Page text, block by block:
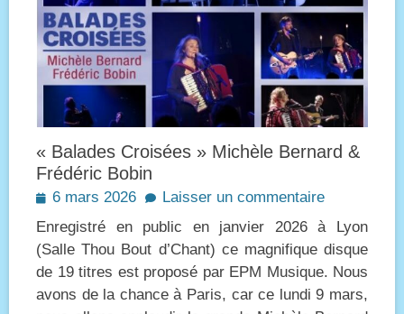
« Balades Croisées » Michèle Bernard &
Frédéric Bobin
Posted
6 mars 2026
Laisser un commentaire
Enregistré en public en janvier 2026 à Lyon
(Salle Thou Bout d’Chant) ce magnifique disque
de 19 titres est proposé par EPM Musique. Nous
avons de la chance à Paris, car ce lundi 9 mars,